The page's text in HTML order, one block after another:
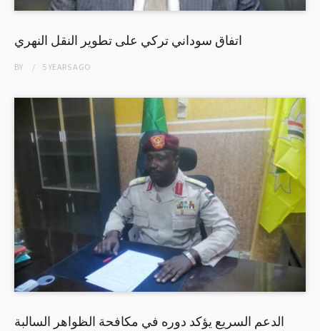
اتفاق سوداني تركي على تطوير النقل النهري
BY 5 YEARSAGO
الدعم السريع يؤكد دوره في مكافحة الظواهر السالبة